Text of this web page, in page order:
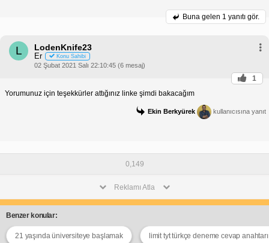
Buna gelen 1 yanıtı gör.
L LodenKnife23
Er Konu Sahibi
02 Şubat 2021 Salı 22:10:45 (6 mesaj)
1
Yorumunuz için teşekkürler attığınız linke şimdi bakacağım
Ekin Berkyürek kullanıcısına yanıt
0,149
Reklamı Atla
Benzer konular:
21 yaşında üniversiteye başlamak limit tyt türkçe deneme cevap